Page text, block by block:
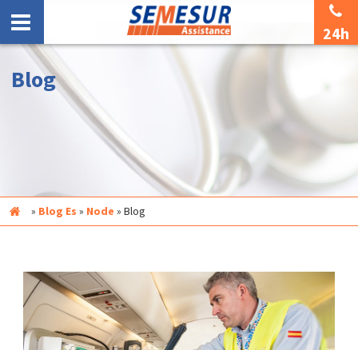
24h
Blog
Inicio » Blog Es » Node » Blog